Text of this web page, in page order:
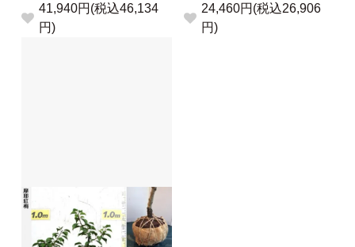
41,940円(税込46,134
円)
24,460円(税込26,906
円)